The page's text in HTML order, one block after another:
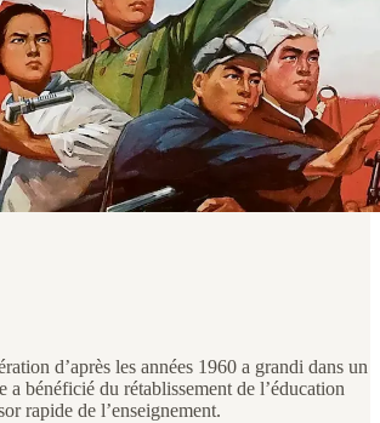
d’après les années 1960 a grandi dans un
bénéficié du rétablissement de l’éducation
rapide de l’enseignement.